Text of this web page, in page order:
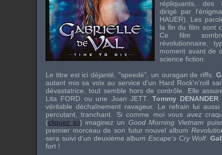
répliquants, des
dirigé par
HAUER). Les
la fin du film sont
Ce film
révolutionnaire,
moment avant de
science fiction.
Le titre est ici déjanté, "speedé", un ouragan de riffs.
autant mis sa voix au service d'un Hard Rock'n'roll
dévastatrice, tout semble hors de contrôle. Elle
Lita FORD ou une Joan JETT. Tommy DENANDER
véritable déchaînement ravageur. Le refrain lui
percutant, tranchant. Si comme moi vous avez
(cliquez ici) imaginez un Good Morning Vietnam
premier morceau de son futur nouvel album
sera suivi d'un deuxième album Escape's Cry Wolf.
fort !